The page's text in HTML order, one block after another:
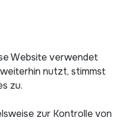
Website verwendet
nutzt, stimmst
zu.
zur Kontrolle von